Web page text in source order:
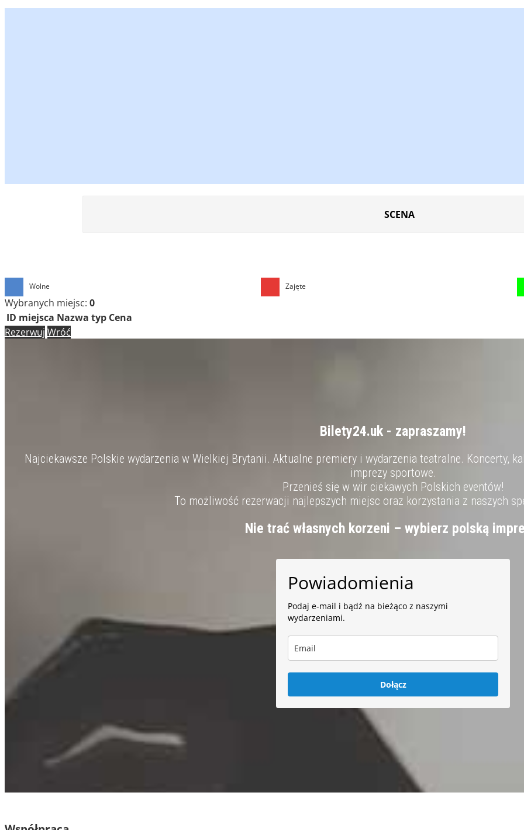
SCENA
Wolne Zajęte
Wybranych miejsc: 0
ID miejsca Nazwa typ Cena
Rezerwuj Wróć
Bilety24.uk - zapraszamy!
Najciekawsze Polskie wydarzenia w Wielkiej Brytanii. Aktualne premiery i wydarzenia teatralne. Koncerty,
imprezy sportowe.
Przenieś się w wir ciekawych Polskich eventów!
To możliwość rezerwacji najlepszych miejsc oraz korzystania z naszych
Nie trać własnych korzeni – wybierz polską
Powiadomienia
Podaj e-mail i bądź na bieżąco z naszymi
wydarzeniami.
Dołącz